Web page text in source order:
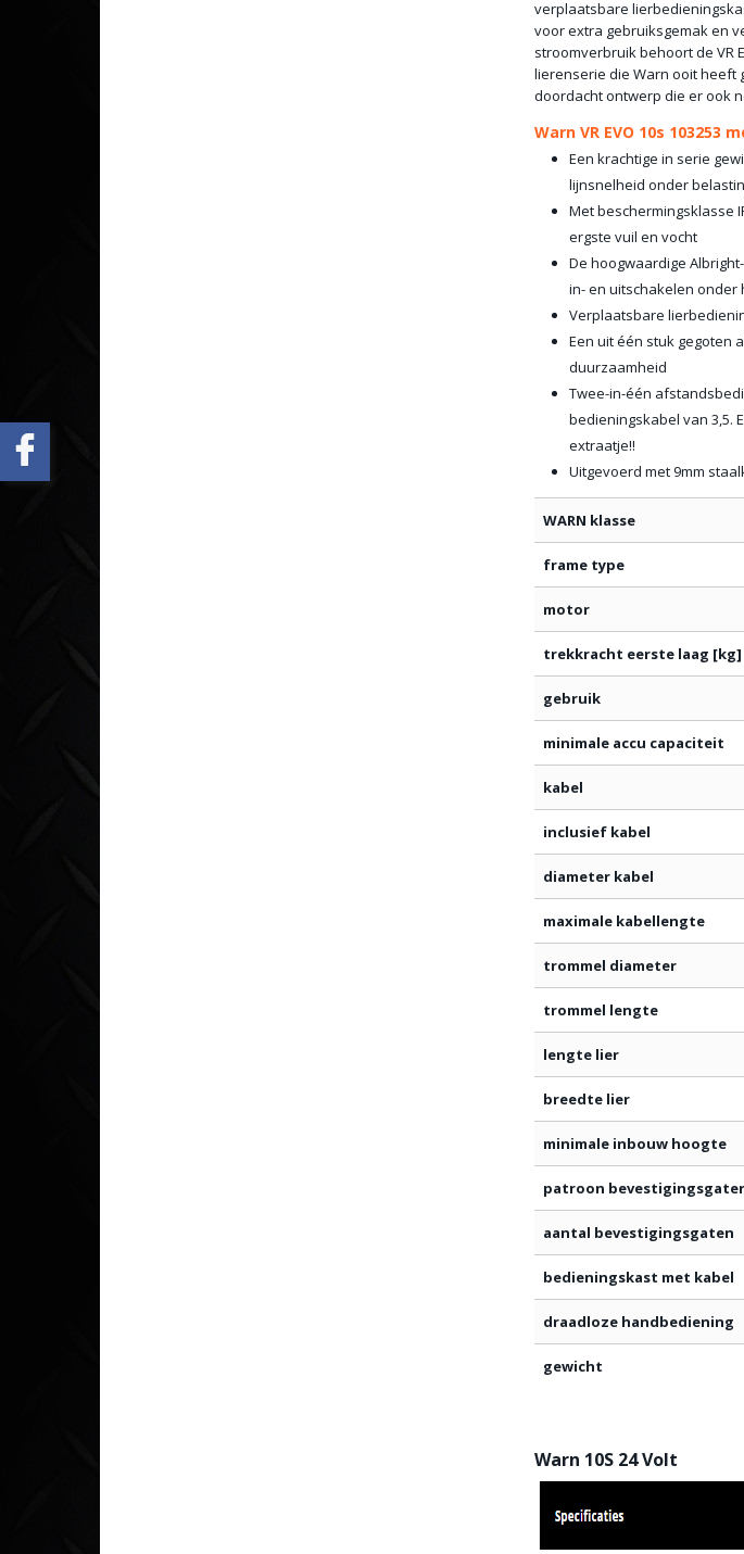
verplaatsbare
voor extra gebruiksgemak en
stroomverbruik behoort de VR
lierenserie die Warn ooit heeft
doordacht ontwerp die er ook
Warn VR EVO 10s
Een krachtige in serie
lijnsnelheid onder
Met beschermingsklasse
ergste vuil en vocht
De hoogwaardige
in- en uitschakelen onder
Verplaatsbare
Een uit één stuk gegoten
duurzaamheid
Twee-in-één
bedieningskabel van 3,5.
extraatje!!
Uitgevoerd met 9mm
WARN klasse
frame type
motor
trekkracht eerste laag [kg]
gebruik
minimale accu capaciteit
kabel
inclusief kabel
diameter kabel
maximale kabellengte
trommel diameter
trommel lengte
lengte lier
breedte lier
minimale inbouw hoogte
patroon
aantal bevestigingsgaten
bedieningskast met kabel
draadloze handbediening
gewicht
Warn 10S 24 Volt